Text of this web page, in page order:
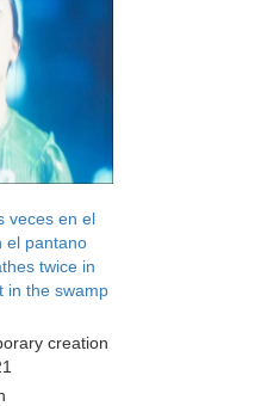
veces en el
el pantano
twice in
in the swamp
creation